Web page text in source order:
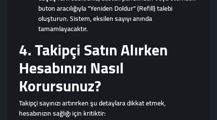
buton aracılığıyla "Yeniden Doldur" (Refill) talebi
oluşturun. Sistem, eksilen sayıyı anında
tamamlayacaktır.
4. Takipçi Satın Alırken
Hesabınızı Nasıl
Korursunuz?
Takipçi sayınızı artırırken şu detaylara dikkat etmek,
hesabınızın sağlığı için kritiktir: